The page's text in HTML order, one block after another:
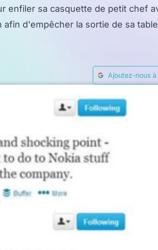
enfiler sa casquette de petit chef
d'empêcher la sortie de sa
Ajoutez-nous